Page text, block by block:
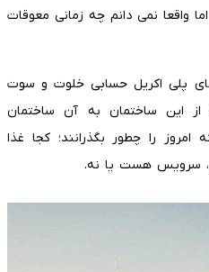
واقعا نمی دانم چه زمانی معوقات
پلی اکریل حسابی خلوت و سوت
از این ساختمان به آن ساختمان
را چطور بگذرانند؛ کجا غذا
سرویس هست یا نه.